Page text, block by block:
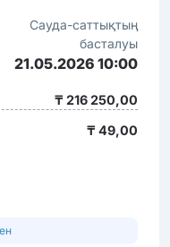
Сауда-саттықтың
басталуы
21.05.2026 10:00
₸ 216 250,00
₸ 49,00